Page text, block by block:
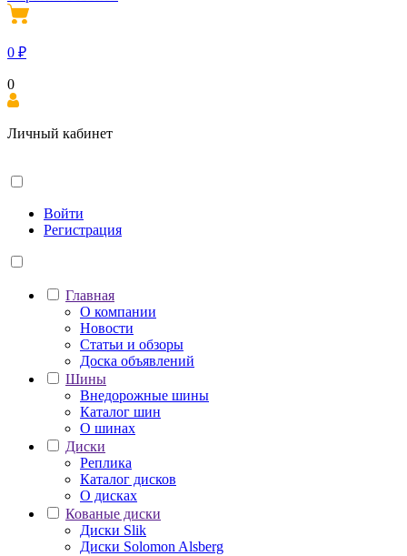
0 ₽
0
Личный кабинет
Войти
Регистрация
Главная
О компании
Новости
Статьи и обзоры
Доска объявлений
Шины
Внедорожные шины
Каталог шин
О шинах
Диски
Реплика
Каталог дисков
О дисках
Кованые диски
Диски Slik
Диски Solomon Alsberg